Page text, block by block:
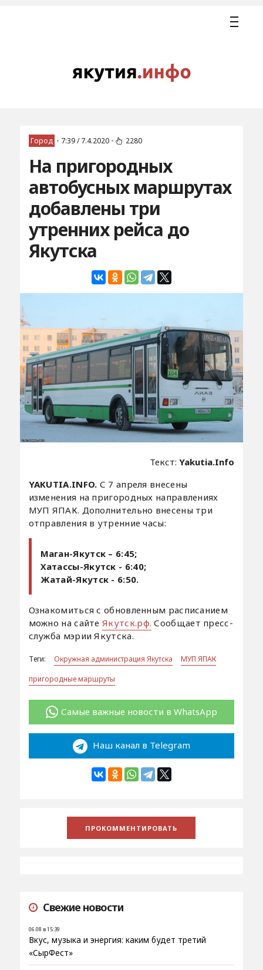
Город • 7:39 / 7.4.2020 • 2280
На пригородных
автобусных маршрутах
добавлены три
утренних рейса до
Якутска
Текст:Yakutia.Info
YAKUTIA.INFO. С 7 апреля внесены
изменения на пригородных направлениях
МУП ЯПАК. Дополнительно внесены три
отправления в утренние часы:
Маган-Якутск – 6:45;
Хатассы-Якутск - 6:40;
Жатай-Якутск - 6:50.
Ознакомиться с обновленным расписанием
можно на сайтеЯкутск.рф. Сообщает пресс-
служба мэрии Якутска.
Теги: Окружная администрация Якутска
МУП ЯПАК
пригородные маршруты
Самые важные новости в WhatsApp
Наш канал в Telegram
Свежие новости
06.08 в 15:39
Вкус, музыка и энергия: каким будет третий
«СырФест»